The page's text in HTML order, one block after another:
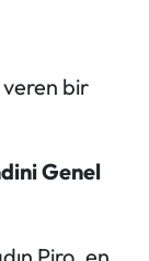
veren bir
Genel